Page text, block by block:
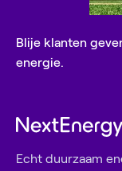
Blije klanten
energie.
Echt duurzaam